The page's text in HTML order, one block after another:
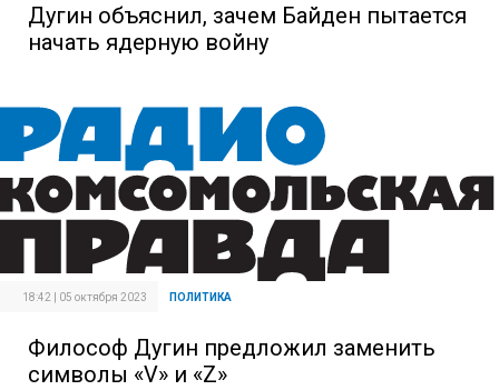
Дугин объяснил, зачем Байден пытается
начать ядерную войну
18:42 | 05 октября 2023 ПОЛИТИКА
Философ Дугин предложил заменить
символы «V» и «Z»